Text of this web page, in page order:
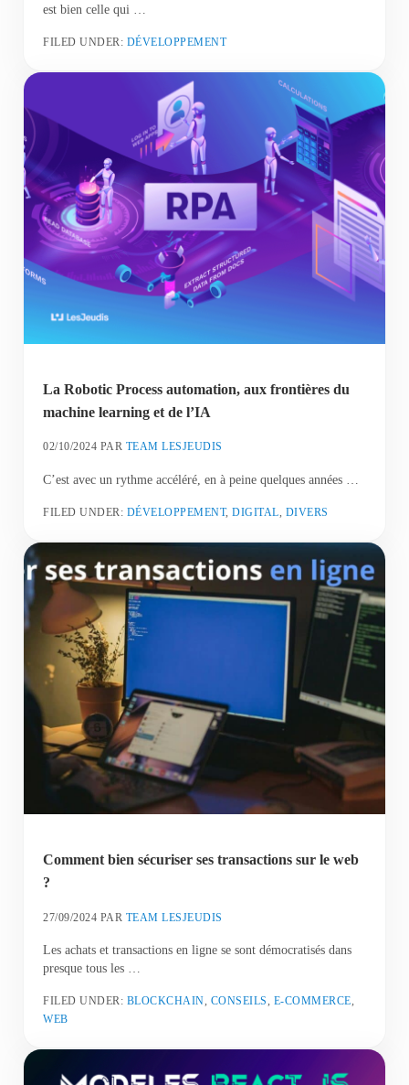
est bien celle qui …
FILED UNDER: DÉVELOPPEMENT
La Robotic Process automation, aux frontières du
machine learning et de l’IA
02/10/2024 PAR TEAM LESJEUDIS
C’est avec un rythme accéléré, en à peine quelques années …
FILED UNDER: DÉVELOPPEMENT,DIGITAL DIVERS
Comment bien sécuriser ses transactions sur le web
?
27/09/2024 PAR TEAM LESJEUDIS
Les achats et transactions en ligne se sont démocratisés dans
presque tous les …
FILED UNDER: BLOCKCHAIN, CONSEILS, E-COMMERCE,
WEB